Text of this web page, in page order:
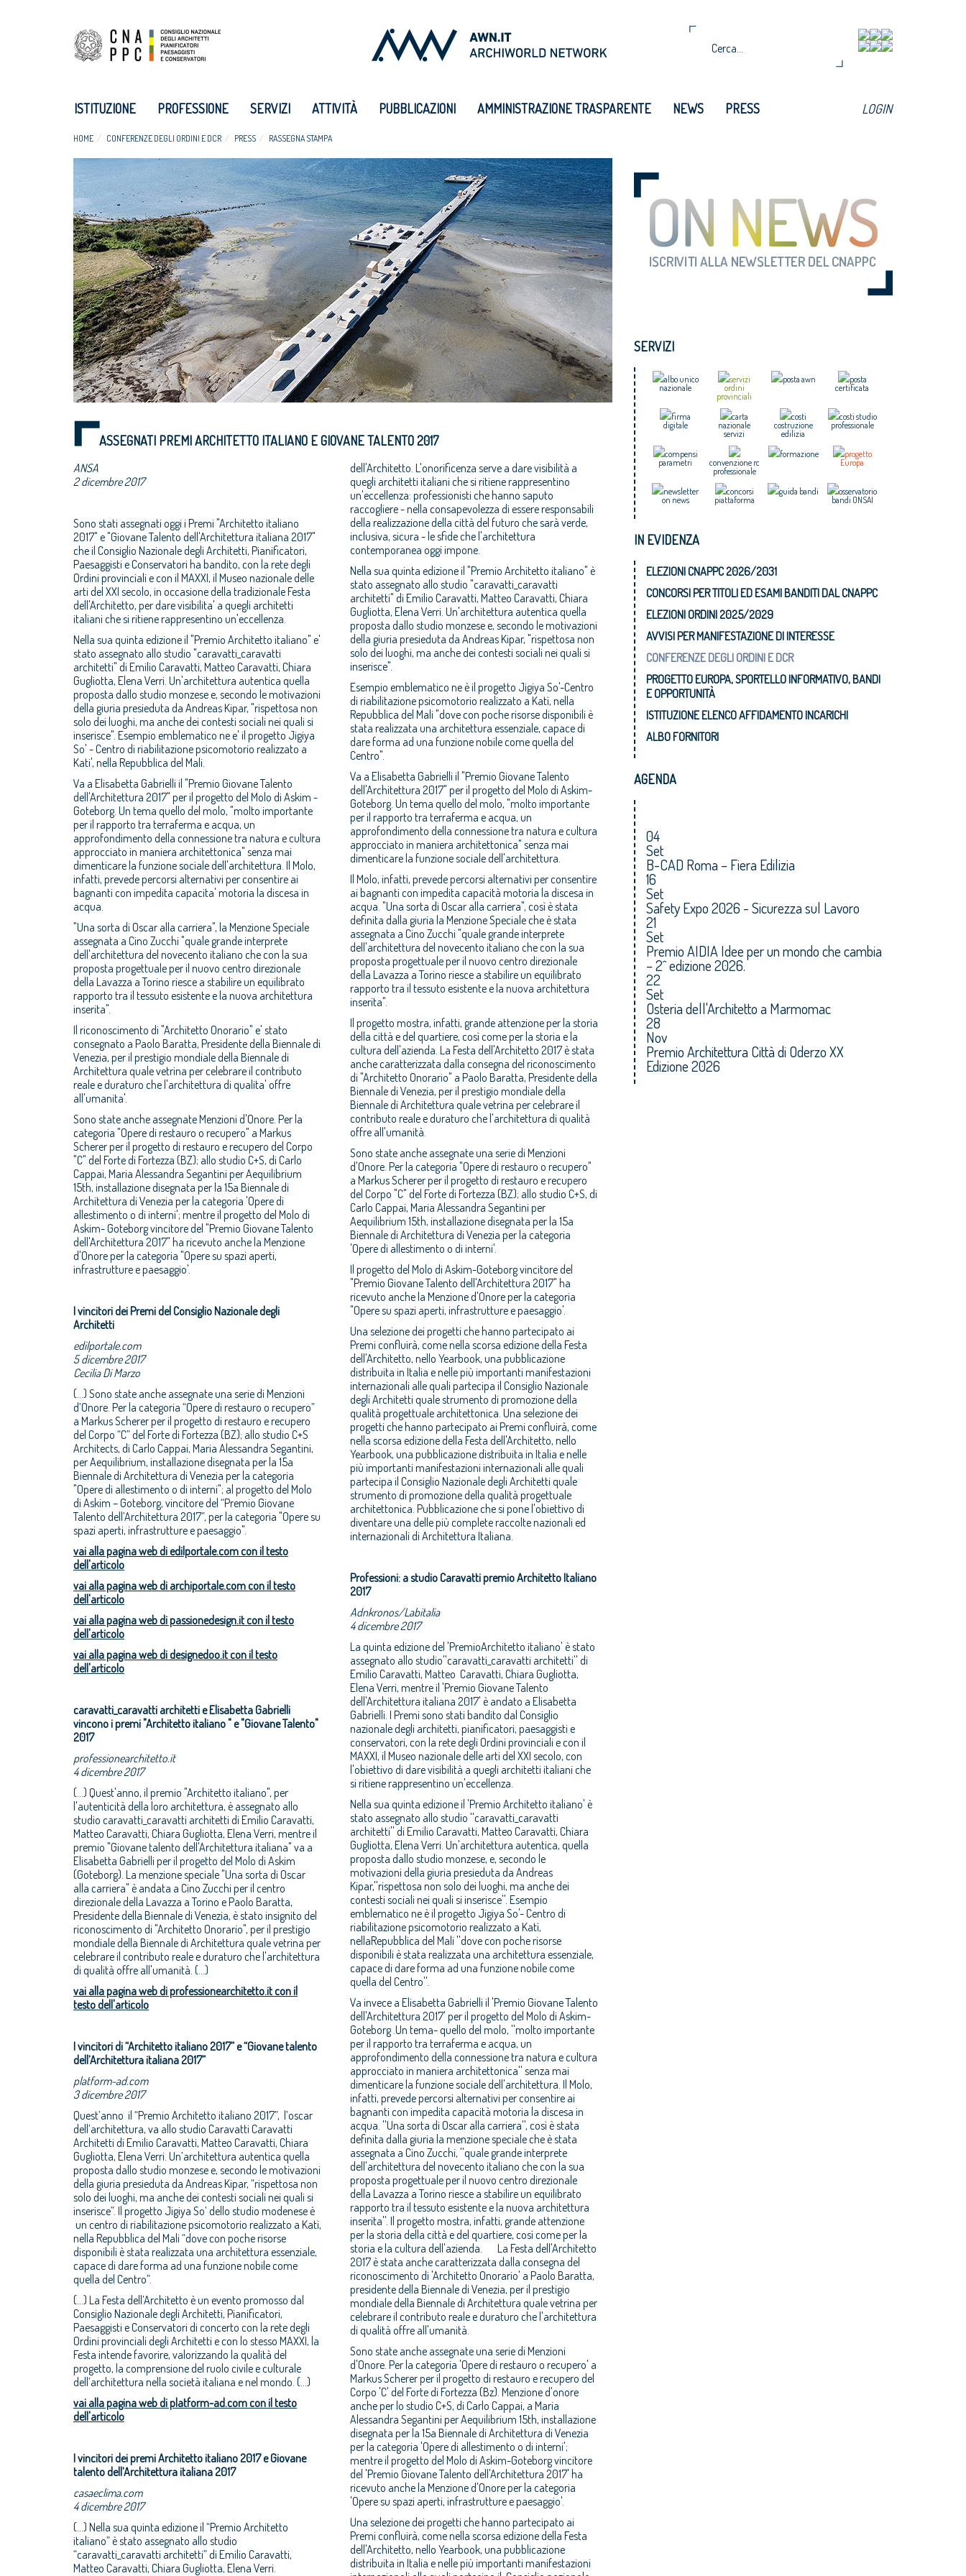
ISTITUZIONE PROFESSIONE SERVIZI ATTIVITÀ PUBBLICAZIONI AMMINISTRAZIONE TRASPARENTE NEWS PRESS LOGIN
HOME CONFERENZE DEGLI ORDINI E DCR PRESS RASSEGNA STAMPA
ASSEGNATI PREMI ARCHITETTO ITALIANO E GIOVANE TALENTO 2017
ANSA
2 dicembre 2017
Sono stati assegnati oggi i Premi "Architetto italiano
2017" e "Giovane Talento dell'Architettura italiana 2017"
che il Consiglio Nazionale degli Architetti, Pianificatori,
Paesaggisti e Conservatori ha bandito, con la rete degli
Ordini provinciali e con il MAXXI, il Museo nazionale delle
arti del XXI secolo, in occasione della tradizionale Festa
dell'Architetto, per dare visibilita' a quegli architetti
italiani che si ritiene rappresentino un'eccellenza.
Nella sua quinta edizione il "Premio Architetto italiano" e'
stato assegnato allo studio "caravatti_caravatti
architetti" di Emilio Caravatti, Matteo Caravatti, Chiara
Gugliotta, Elena Verri. Un'architettura autentica quella
proposta dallo studio monzese e, secondo le motivazioni
della giuria presieduta da Andreas Kipar, "rispettosa non
solo dei luoghi, ma anche dei contesti sociali nei quali si
inserisce". Esempio emblematico ne e' il progetto Jigiya
So' - Centro di riabilitazione psicomotorio realizzato a
Kati', nella Repubblica del Mali.
Va a Elisabetta Gabrielli il "Premio Giovane Talento
dell'Architettura 2017" per il progetto del Molo di Askim -
Goteborg. Un tema quello del molo, "molto importante
per il rapporto tra terraferma e acqua, un
approfondimento della connessione tra natura e cultura
approcciato in maniera architettonica" senza mai
dimenticare la funzione sociale dell'architettura. Il Molo,
infatti, prevede percorsi alternativi per consentire ai
bagnanti con impedita capacita' motoria la discesa in
acqua.
"Una sorta di Oscar alla carriera", la Menzione Speciale
assegnata a Cino Zucchi "quale grande interprete
dell'architettura del novecento italiano che con la sua
proposta progettuale per il nuovo centro direzionale
della Lavazza a Torino riesce a stabilire un equilibrato
rapporto tra il tessuto esistente e la nuova architettura
inserita".
Il riconoscimento di "Architetto Onorario" e' stato
consegnato a Paolo Baratta, Presidente della Biennale di
Venezia, per il prestigio mondiale della Biennale di
Architettura quale vetrina per celebrare il contributo
reale e duraturo che l'architettura di qualita' offre
all'umanita'.
Sono state anche assegnate Menzioni d'Onore. Per la
categoria "Opere di restauro o recupero" a Markus
Scherer per il progetto di restauro e recupero del Corpo
"C" del Forte di Fortezza (BZ); allo studio C+S, di Carlo
Cappai, Maria Alessandra Segantini per Aequilibrium
15th, installazione disegnata per la 15a Biennale di
Architettura di Venezia per la categoria 'Opere di
allestimento o di interni'; mentre il progetto del Molo di
Askim- Goteborg vincitore del "Premio Giovane Talento
dell'Architettura 2017" ha ricevuto anche la Menzione
d'Onore per la categoria "Opere su spazi aperti,
infrastrutture e paesaggio'.
I vincitori dei Premi del Consiglio Nazionale degli
Architetti
edilportale.com
5 dicembre 2017
Cecilia Di Marzo
(...) Sono state anche assegnate una serie di Menzioni
d’Onore. Per la categoria “Opere di restauro o recupero”
a Markus Scherer per il progetto di restauro e recupero
del Corpo “C” del Forte di Fortezza (BZ); allo studio C+S
Architects, di Carlo Cappai, Maria Alessandra Segantini,
per Aequilibrium, installazione disegnata per la 15a
Biennale di Architettura di Venezia per la categoria
"Opere di allestimento o di interni"; al progetto del Molo
di Askim – Goteborg, vincitore del “Premio Giovane
Talento dell’Architettura 2017”, per la categoria "Opere su
spazi aperti, infrastrutture e paesaggio".
vai alla pagina web di edilportale.com con il testo
dell'articolo
vai alla pagina web di archiportale.com con il testo
dell'articolo
vai alla pagina web di passionedesign.it con il testo
dell'articolo
vai alla pagina web di designedoo.it con il testo
dell'articolo
caravatti_caravatti architetti e Elisabetta Gabrielli
vincono i premi "Architetto italiano " e "Giovane Talento"
2017
professionearchitetto.it
4 dicembre 2017
(...) Quest'anno, il premio "Architetto italiano", per
l'autenticità della loro architettura, è assegnato allo
studio caravatti_caravatti architetti di Emilio Caravatti,
Matteo Caravatti, Chiara Gugliotta, Elena Verri, mentre il
premio "Giovane talento dell'Architettura italiana" va a
Elisabetta Gabrielli per il progetto del Molo di Askim
(Goteborg). La menzione speciale "Una sorta di Oscar
alla carriera" è andata a Cino Zucchi per il centro
direzionale della Lavazza a Torino e Paolo Baratta,
Presidente della Biennale di Venezia, è stato insignito del
riconoscimento di "Architetto Onorario", per il prestigio
mondiale della Biennale di Architettura quale vetrina per
celebrare il contributo reale e duraturo che l'architettura
di qualità offre all'umanità. (...)
vai alla pagina web di professionearchitetto.it con il
testo dell'articolo
I vincitori di “Architetto italiano 2017” e “Giovane talento
dell’Architettura italiana 2017”
platform-ad.com
3 dicembre 2017
Quest’anno il “Premio Architetto italiano 2017”, l’oscar
dell’architettura, va allo studio Caravatti Caravatti
Architetti di Emilio Caravatti, Matteo Caravatti, Chiara
Gugliotta, Elena Verri. Un’architettura autentica quella
proposta dallo studio monzese e, secondo le motivazioni
della giuria presieduta da Andreas Kipar, “rispettosa non
solo dei luoghi, ma anche dei contesti sociali nei quali si
inserisce”. Il progetto Jigiya So’ dello studio modenese è
un centro di riabilitazione psicomotorio realizzato a Katì,
nella Repubblica del Mali “dove con poche risorse
disponibili è stata realizzata una architettura essenziale,
capace di dare forma ad una funzione nobile come
quella del Centro”.
(...) La Festa dell’Architetto è un evento promosso dal
Consiglio Nazionale degli Architetti, Pianificatori,
Paesaggisti e Conservatori di concerto con la rete degli
Ordini provinciali degli Architetti e con lo stesso MAXXI, la
Festa intende favorire, valorizzando la qualità del
progetto, la comprensione del ruolo civile e culturale
dell’architettura nella società italiana e nel mondo. (...)
vai alla pagina web di platform-ad.com con il testo
dell'articolo
I vincitori dei premi Architetto italiano 2017 e Giovane
talento dell’Architettura italiana 2017
casaeclima.com
4 dicembre 2017
(...) Nella sua quinta edizione il “Premio Architetto
italiano” è stato assegnato allo studio
“caravatti_caravatti architetti” di Emilio Caravatti,
Matteo Caravatti, Chiara Gugliotta, Elena Verri.
dell'Architetto. L'onorificenza serve a dare visibilità a
quegli architetti italiani che si ritiene rappresentino
un'eccellenza: professionisti che hanno saputo
raccogliere - nella consapevolezza di essere responsabili
della realizzazione della città del futuro che sarà verde,
inclusiva, sicura - le sfide che l'architettura
contemporanea oggi impone.
Nella sua quinta edizione il "Premio Architetto italiano" è
stato assegnato allo studio "caravatti_caravatti
architetti" di Emilio Caravatti, Matteo Caravatti, Chiara
Gugliotta, Elena Verri. Un'architettura autentica quella
proposta dallo studio monzese e, secondo le motivazioni
della giuria presieduta da Andreas Kipar, "rispettosa non
solo dei luoghi, ma anche dei contesti sociali nei quali si
inserisce".
Esempio emblematico ne è il progetto Jigiya So'-Centro
di riabilitazione psicomotorio realizzato a Katì, nella
Repubblica del Mali "dove con poche risorse disponibili è
stata realizzata una architettura essenziale, capace di
dare forma ad una funzione nobile come quella del
Centro".
Va a Elisabetta Gabrielli il "Premio Giovane Talento
dell'Architettura 2017" per il progetto del Molo di Askim-
Goteborg. Un tema quello del molo, "molto importante
per il rapporto tra terraferma e acqua, un
approfondimento della connessione tra natura e cultura
approcciato in maniera architettonica" senza mai
dimenticare la funzione sociale dell'architettura.
Il Molo, infatti, prevede percorsi alternativi per consentire
ai bagnanti con impedita capacità motoria la discesa in
acqua. "Una sorta di Oscar alla carriera", così è stata
definita dalla giuria la Menzione Speciale che è stata
assegnata a Cino Zucchi "quale grande interprete
dell'architettura del novecento italiano che con la sua
proposta progettuale per il nuovo centro direzionale
della Lavazza a Torino riesce a stabilire un equilibrato
rapporto tra il tessuto esistente e la nuova architettura
inserita".
Il progetto mostra, infatti, grande attenzione per la storia
della città e del quartiere, così come per la storia e la
cultura dell'azienda. La Festa dell'Architetto 2017 è stata
anche caratterizzata dalla consegna del riconoscimento
di "Architetto Onorario" a Paolo Baratta, Presidente della
Biennale di Venezia, per il prestigio mondiale della
Biennale di Architettura quale vetrina per celebrare il
contributo reale e duraturo che l'architettura di qualità
offre all'umanità.
Sono state anche assegnate una serie di Menzioni
d'Onore. Per la categoria "Opere di restauro o recupero"
a Markus Scherer per il progetto di restauro e recupero
del Corpo "C" del Forte di Fortezza (BZ); allo studio C+S, di
Carlo Cappai, Maria Alessandra Segantini per
Aequilibrium 15th, installazione disegnata per la 15a
Biennale di Architettura di Venezia per la categoria
'Opere di allestimento o di interni'.
Il progetto del Molo di Askim-Goteborg vincitore del
"Premio Giovane Talento dell'Architettura 2017" ha
ricevuto anche la Menzione d'Onore per la categoria
"Opere su spazi aperti, infrastrutture e paesaggio'.
Una selezione dei progetti che hanno partecipato ai
Premi confluirà, come nella scorsa edizione della Festa
dell'Architetto, nello Yearbook, una pubblicazione
distribuita in Italia e nelle più importanti manifestazioni
internazionali alle quali partecipa il Consiglio Nazionale
degli Architetti quale strumento di promozione della
qualità progettuale architettonica. Una selezione dei
progetti che hanno partecipato ai Premi confluirà, come
nella scorsa edizione della Festa dell'Architetto, nello
Yearbook, una pubblicazione distribuita in Italia e nelle
più importanti manifestazioni internazionali alle quali
partecipa il Consiglio Nazionale degli Architetti quale
strumento di promozione della qualità progettuale
architettonica. Pubblicazione che si pone l'obiettivo di
diventare una delle più complete raccolte nazionali ed
internazionali di Architettura Italiana.
Professioni: a studio Caravatti premio Architetto Italiano
2017
Adnkronos/Labitalia
4 dicembre 2017
La quinta edizione del 'PremioArchitetto italiano' è stato
assegnato allo studio''caravatti_caravatti architetti'' di
Emilio Caravatti, Matteo Caravatti, Chiara Gugliotta,
Elena Verri, mentre il 'Premio Giovane Talento
dell'Architettura italiana 2017' è andato a Elisabetta
Gabrielli. I Premi sono stati bandito dal Consiglio
nazionale degli architetti, pianificatori, paesaggisti e
conservatori, con la rete degli Ordini provinciali e con il
MAXXI, il Museo nazionale delle arti del XXI secolo, con
l'obiettivo di dare visibilità a quegli architetti italiani che
si ritiene rappresentino un'eccellenza.
Nella sua quinta edizione il 'Premio Architetto italiano' è
stato assegnato allo studio ''caravatti_caravatti
architetti'' di Emilio Caravatti, Matteo Caravatti, Chiara
Gugliotta, Elena Verri. Un'architettura autentica, quella
proposta dallo studio monzese, e, secondo le
motivazioni della giuria presieduta da Andreas
Kipar,''rispettosa non solo dei luoghi, ma anche dei
contesti sociali nei quali si inserisce''. Esempio
emblematico ne è il progetto Jigiya So'- Centro di
riabilitazione psicomotorio realizzato a Katì,
nellaRepubblica del Mali ''dove con poche risorse
disponibili è stata realizzata una architettura essenziale,
capace di dare forma ad una funzione nobile come
quella del Centro''.
Va invece a Elisabetta Gabrielli il 'Premio Giovane Talento
dell'Architettura 2017' per il progetto del Molo di Askim-
Goteborg .Un tema- quello del molo, ''molto importante
per il rapporto tra terraferma e acqua, un
approfondimento della connessione tra natura e cultura
approcciato in maniera architettonica'' senza mai
dimenticare la funzione sociale dell'architettura. Il Molo,
infatti, prevede percorsi alternativi per consentire ai
bagnanti con impedita capacità motoria la discesa in
acqua. ''Una sorta di Oscar alla carriera'', così è stata
definita dalla giuria la menzione speciale che è stata
assegnata a Cino Zucchi, ''quale grande interprete
dell'architettura del novecento italiano che con la sua
proposta progettuale per il nuovo centro direzionale
della Lavazza a Torino riesce a stabilire un equilibrato
rapporto tra il tessuto esistente e la nuova architettura
inserita''. Il progetto mostra, infatti, grande attenzione
per la storia della città e del quartiere, così come per la
storia e la cultura dell'azienda. La Festa dell'Architetto
2017 è stata anche caratterizzata dalla consegna del
riconoscimento di 'Architetto Onorario' a Paolo Baratta,
presidente della Biennale di Venezia, per il prestigio
mondiale della Biennale di Architettura quale vetrina per
celebrare il contributo reale e duraturo che l'architettura
di qualità offre all'umanità.
Sono state anche assegnate una serie di Menzioni
d'Onore. Per la categoria 'Opere di restauro o recupero' a
Markus Scherer per il progetto di restauro e recupero del
Corpo 'C' del Forte di Fortezza (Bz). Menzione d'onore
anche per lo studio C+S, di Carlo Cappai, a Maria
Alessandra Segantini per Aequilibrium 15th, installazione
disegnata per la 15a Biennale di Architettura di Venezia
per la categoria 'Opere di allestimento o di interni';
mentre il progetto del Molo di Askim-Goteborg vincitore
del 'Premio Giovane Talento dell'Architettura 2017' ha
ricevuto anche la Menzione d'Onore per la categoria
'Opere su spazi aperti, infrastrutture e paesaggio'.
Una selezione dei progetti che hanno partecipato ai
Premi confluirà, come nella scorsa edizione della Festa
dell'Architetto, nello Yearbook, una pubblicazione
distribuita in Italia e nelle più importanti manifestazioni
SERVIZI
albo unico
nazionale
servizi
ordini
provinciali
posta awn
posta
certificata
firma
digitale
carta
nazionale
servizi
costi
costruzione
edilizia
costi studio
professionale
compensi
parametri
convenzione rc
professionale
formazione
progetto
Europa
newsletter
on news
concorsi
piattaforma
guida bandi
osservatorio
bandi ONSAI
IN EVIDENZA
ELEZIONI CNAPPC 2026/2031
CONCORSI PER TITOLI ED ESAMI BANDITI DAL CNAPPC
ELEZIONI ORDINI 2025/2029
AVVISI PER MANIFESTAZIONE DI INTERESSE
CONFERENZE DEGLI ORDINI E DCR
PROGETTO EUROPA, SPORTELLO INFORMATIVO, BANDI
E OPPORTUNITÀ
ISTITUZIONE ELENCO AFFIDAMENTO INCARICHI
ALBO FORNITORI
AGENDA
04
Set
B-CAD Roma – Fiera Edilizia
16
Set
Safety Expo 2026 - Sicurezza sul Lavoro
21
Set
Premio AIDIA Idee per un mondo che cambia
– 2^ edizione 2026.
22
Set
Osteria dell'Architetto a Marmomac
28
Nov
Premio Architettura Città di Oderzo XX
Edizione 2026